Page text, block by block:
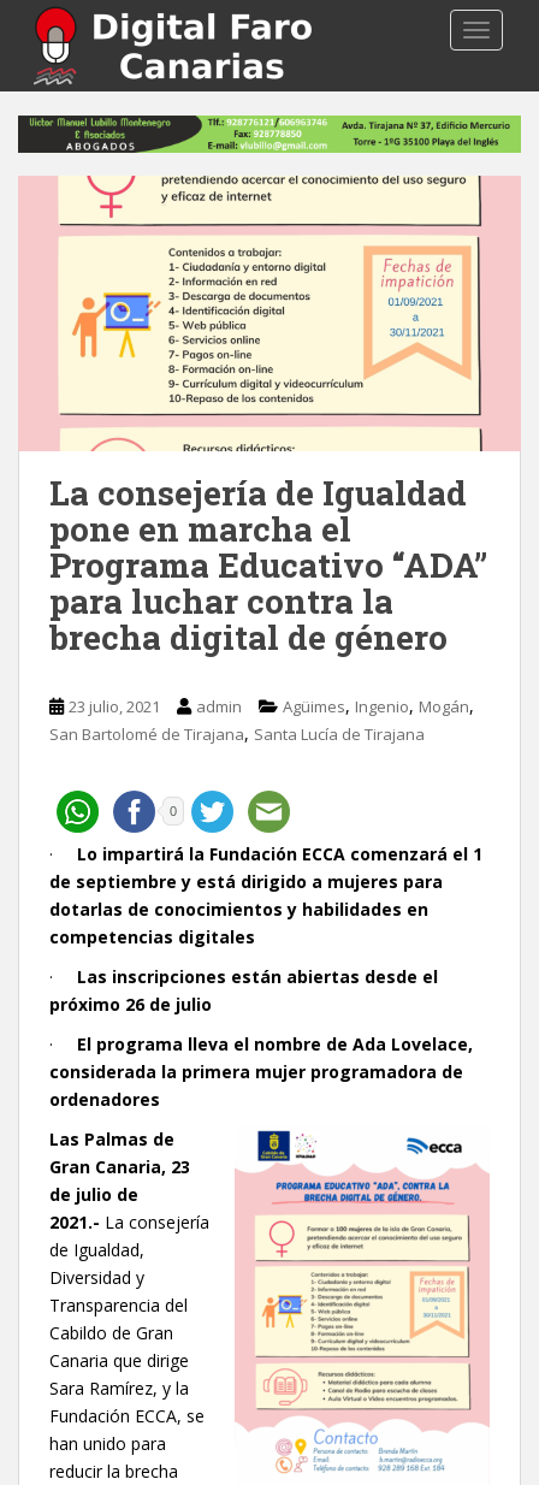
p
La consejería de Igualdad
pone en marcha el
Programa Educativo “ADA”
para luchar contra la
brecha digital de género
23 julio, 2021 admin Agüimes, Ingenio, Mogán,
San Bartolomé de Tirajana, Santa Lucía de Tirajana
0
· Lo impartirá la Fundación ECCA comenzará el 1
de septiembre y está dirigido a mujeres para
dotarlas de conocimientos y habilidades en
competencias digitales
· Las inscripciones están abiertas desde el
próximo 26 de julio
· El programa lleva el nombre de Ada Lovelace,
considerada la primera mujer programadora de
ordenadores
Las Palmas de
Gran Canaria, 23
de julio de
2021.- La consejería
de Igualdad,
Diversidad y
Transparencia del
Cabildo de Gran
Canaria que dirige
Sara Ramírez, y la
Fundación ECCA, se
han unido para
reducir la brecha